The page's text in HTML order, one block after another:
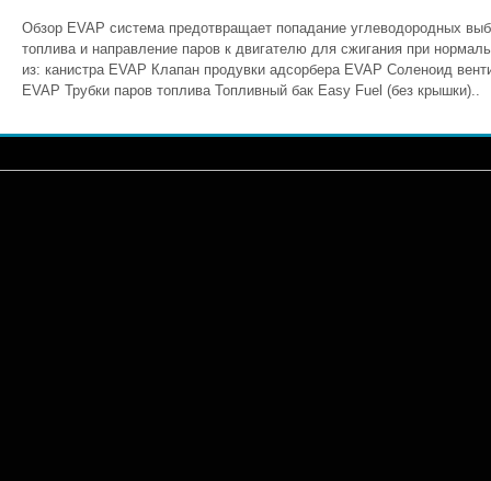
Обзор EVAP система предотвращает попадание углеводородных
топлива и направление паров к двигателю для сжигания при
из: канистра EVAP Клапан продувки адсорбера EVAP Соленоид
EVAP Трубки паров топлива Топливный бак Easy Fuel (без крышки)..